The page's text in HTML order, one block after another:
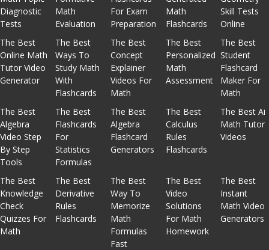
Diagnostic
Tests
Math
Evaluation
For Exam
Preparation
Math
Flashcards
Skill Tests
Online
The Best
Online Math
Tutor Video
Generator
The Best
Ways To
Study Math
With
Flashcards
The Best
Concept
Explainer
Videos For
Math
The Best
Personalized
Math
Assessment
The Best
Student
Flashcard
Maker For
Math
The Best
Algebra
Video Step
By Step
Tools
The Best
Flashcards
For
Statistics
Formulas
The Best
Algebra
Flashcard
Generators
The Best
Calculus
Rules
Flashcards
The Best Ai
Math Tutor
Videos
The Best
Knowledge
Check
Quizzes For
Math
The Best
Derivative
Rules
Flashcards
The Best
Way To
Memorize
Math
Formulas
Fast
The Best
Video
Solutions
For Math
Homework
The Best
Instant
Math Video
Generators